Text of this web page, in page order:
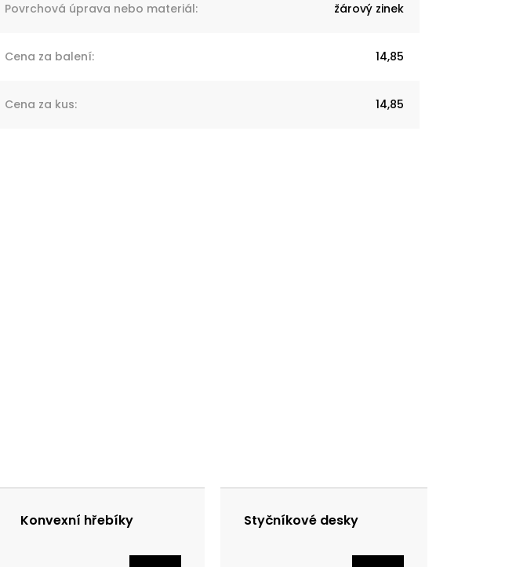
Povrchová úprava nebo materiál: žárový zinek
Cena za balení: 14,85
Cena za kus: 14,85
Konvexní hřebíky Styčníkové desky